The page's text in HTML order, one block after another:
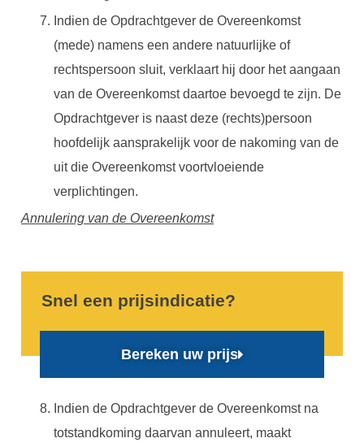
Indien de Opdrachtgever de Overeenkomst
(mede) namens een andere natuurlijke of
rechtspersoon sluit, verklaart hij door het aangaan
van de Overeenkomst daartoe bevoegd te zijn. De
Opdrachtgever is naast deze (rechts)persoon
hoofdelijk aansprakelijk voor de nakoming van de
uit die Overeenkomst voortvloeiende
verplichtingen.
Annulering van de Overeenkomst
Snel een prijsindicatie?
Bereken uw prijs
Indien de Opdrachtgever de Overeenkomst na
totstandkoming daarvan annuleert, maakt